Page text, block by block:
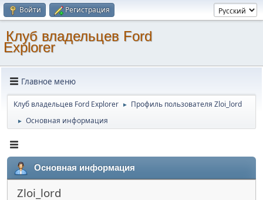
Войти Регистрация
Клуб владельцев Ford
Explorer
Главное меню
Клуб владельцев Ford Explorer ► Профиль пользователя Zloi_lord
► Основная информация
Основная информация
Zloi_lord